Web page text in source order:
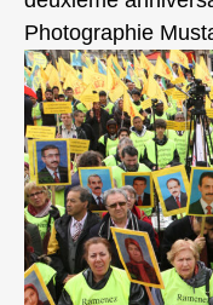
Photographie